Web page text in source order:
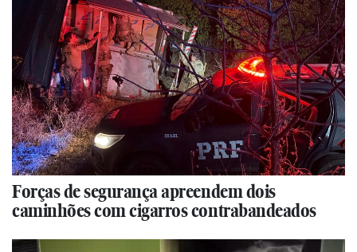
Forças de segurança apreendem dois
caminhões com cigarros contrabandeados